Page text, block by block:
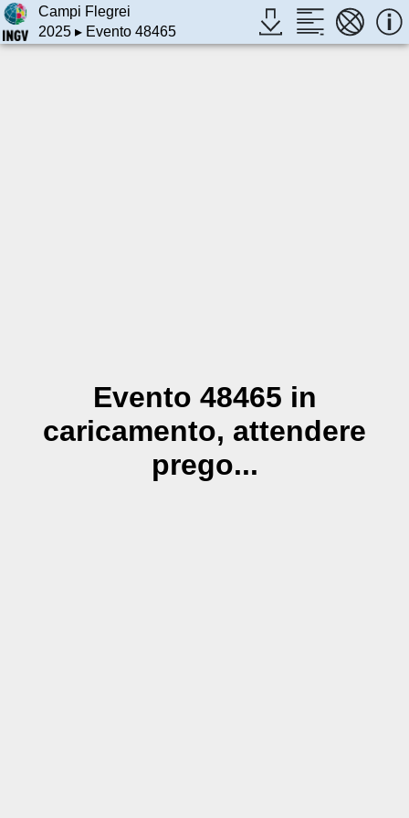
Campi Flegrei
2025▸ Evento 48465
Evento 48465 in
caricamento, attendere
prego...